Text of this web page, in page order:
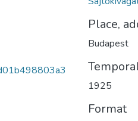
Place,
Budapest
1925
Format